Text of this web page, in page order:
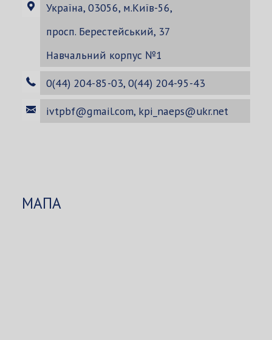
Україна, 03056, м.Київ-56,
просп. Берестейський, 37
Навчальний корпус №1
0(44) 204-85-03, 0(44) 204-95-43
ivtpbf@gmail.com, kpi_naeps@ukr.net
МАПА